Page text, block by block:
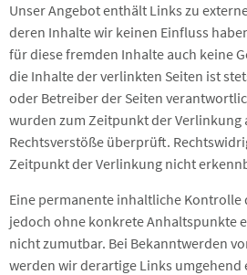
Unser Angebot enthält Links zu
deren Inhalte wir keinen Einfluss
für diese fremden Inhalte auch keine
die Inhalte der verlinkten Seiten ist
oder Betreiber der Seiten
wurden zum Zeitpunkt der Verlinkung
Rechtsverstöße überprüft.
Zeitpunkt der Verlinkung nicht
Eine permanente inhaltliche Kontrolle
jedoch ohne konkrete Anhaltspunkte
nicht zumutbar. Bei Bekanntwerden
werden wir derartige Links umgehend